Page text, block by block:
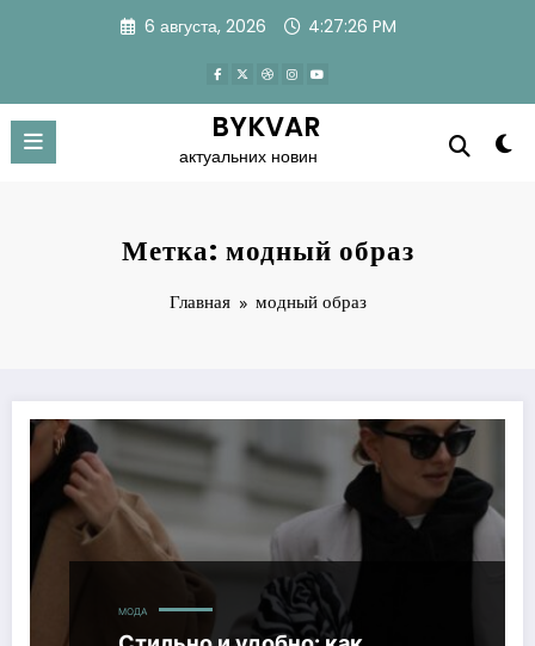
6 августа, 2026 4:27:27 PM
BYKVAR
актуальних новин
Метка: модный образ
Главная модный образ
МОДА